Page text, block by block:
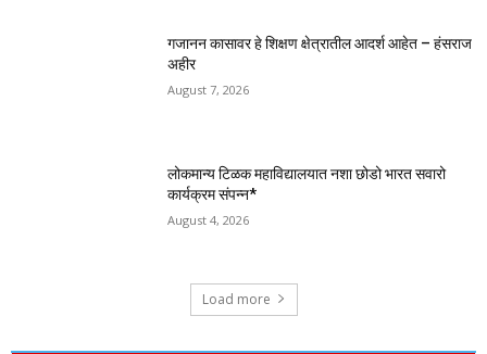
गजानन कासावर हे शिक्षण क्षेत्रातील आदर्श आहेत – हंसराज
अहीर
August 7, 2026
लोकमान्य टिळक महाविद्यालयात नशा छोडो भारत सवारो
कार्यक्रम संपन्न*
August 4, 2026
Load more